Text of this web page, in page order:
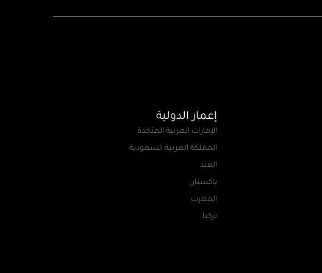
إعمار الدولية
الإمارات العربية المتحدة
المملكة العربية السعودية
الهند
باكستان
المغرب
تركيا